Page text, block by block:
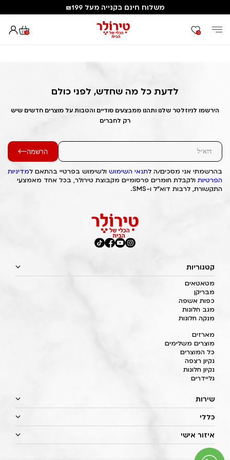
משלוח חינם בקנייה מעל ₪199
0 0
דף הבית Out of Stock Alert 2025/04/05 1743872870
לדעת כל מה שחדש, לפני כולם
הירשמו לניוזלטר שלנו ותהנו ממבצעים סודיים והטבות על מוצרים חדשים שיש
רק לחברים
הרשמה
בהרשמתי אני מסכים/ה לתנאי השימוש ולשימוש בפרטיי בהתאם למדיניות
הפרטיות ולקבלת חומרים פרסומיים מקבוצת טירולר, בכל אחד מאמצעי
התקשורת, לרבות דוא"ל ו-SMS.
קטגוריות
מטאטאים
מבריקן
כפות אשפה
מגב חלונות
מנקה חלונות
מארזים
מוצרים משלימים
כל המוצרים
נקיון רצפה
נקיון חלונות
גליידרים
שירות
כללי
איזור אישי